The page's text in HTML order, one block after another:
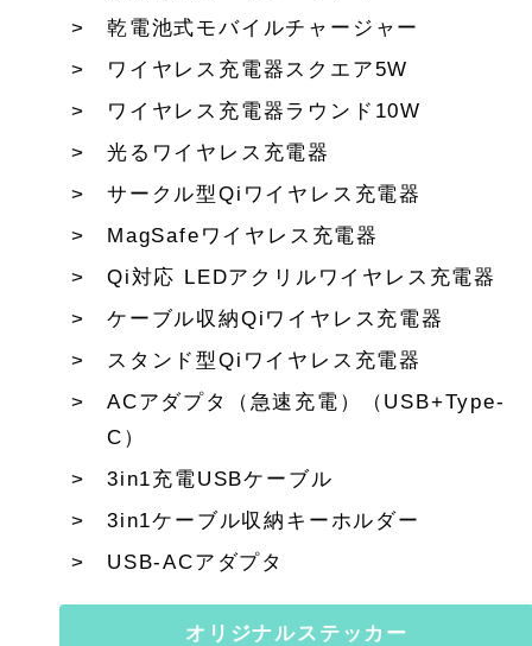
乾電池式モバイルチャージャー
ワイヤレス充電器スクエア5W
ワイヤレス充電器ラウンド10W
光るワイヤレス充電器
サークル型Qiワイヤレス充電器
MagSafeワイヤレス充電器
Qi対応 LEDアクリルワイヤレス充電器
ケーブル収納Qiワイヤレス充電器
スタンド型Qiワイヤレス充電器
ACアダプタ（急速充電）（USB+Type-
C）
3in1充電USBケーブル
3in1ケーブル収納キーホルダー
USB-ACアダプタ
オリジナルステッカー